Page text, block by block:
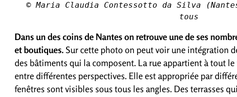
© Maria Claudia Contessotto da Silva
tous
Dans un des coins de Nantes on retrouve une de ses
et boutiques.Sur cette photo on peut voir une intégration
des bâtiments qui la composent. La rue appartient à tout
entre différentes perspectives. Elle est appropriée par
fenêtres sont visibles sous tous les angles. Des terrasses